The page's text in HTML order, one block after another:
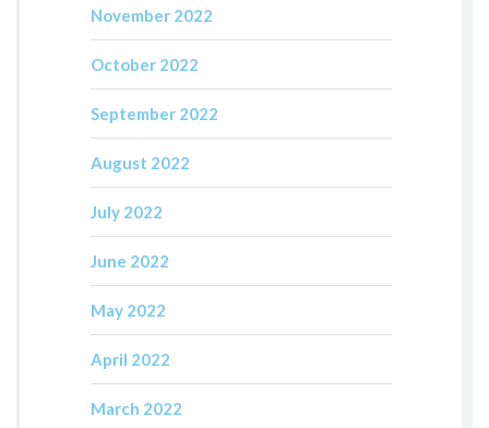
November 2022
October 2022
September 2022
August 2022
July 2022
June 2022
May 2022
April 2022
March 2022